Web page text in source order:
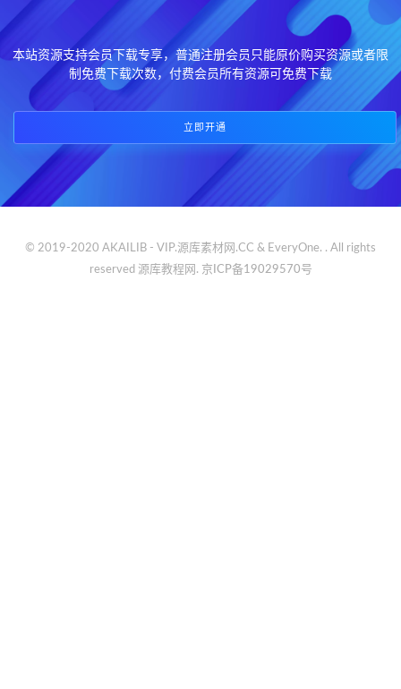
本站资源支持会员下载专享，普通注册会员只能原价购买资源或者限
制免费下载次数，付费会员所有资源可免费下载
立即开通
© 2019-2020 AKAILIB - VIP.源库素材网.CC & EveryOne. . All rights
reserved 源库教程网. 京ICP备19029570号